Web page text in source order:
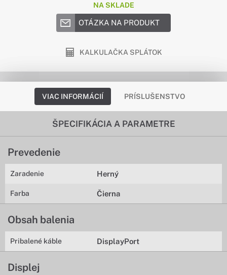
NA SKLADE
OTÁZKA NA PRODUKT
KALKULAČKA SPLÁTOK
VIAC INFORMÁCIÍ PRÍSLUŠENSTVO
ŠPECIFIKÁCIA A PARAMETRE
Prevedenie
Zaradenie Herný
Farba Čierna
Obsah balenia
Pribalené káble DisplayPort
Displej